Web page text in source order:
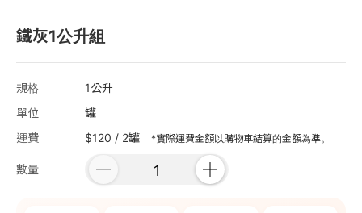
鐵灰1公升組
規格
1公升
單位
罐
運費
$120 / 2罐 *實際運費金額以購物車結算的金額為準。
數量